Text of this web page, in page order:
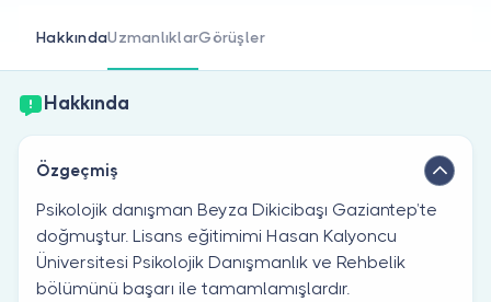
HakkındaUzmanlıklarGörüşler
Hakkında
Özgeçmiş
Psikolojik danışman Beyza Dikicibaşı Gaziantep’te
doğmuştur. Lisans eğitimimi Hasan Kalyoncu
Üniversitesi Psikolojik Danışmanlık ve Rehbelik
bölümünü başarı ile tamamlamışlardır.